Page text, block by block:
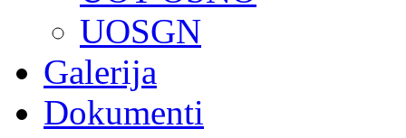
UOSGN
Galerija
Dokumenti